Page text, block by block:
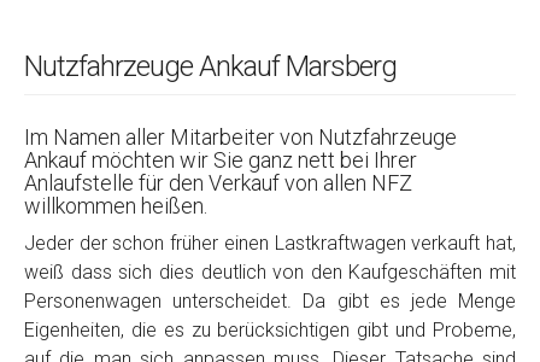
Nutzfahrzeuge Ankauf Marsberg
Im Namen aller Mitarbeiter von Nutzfahrzeuge
Ankauf möchten wir Sie ganz nett bei Ihrer
Anlaufstelle für den Verkauf von allen NFZ
willkommen heißen.
Jeder der schon früher einen Lastkraftwagen verkauft hat,
weiß dass sich dies deutlich von den Kaufgeschäften mit
Personenwagen unterscheidet. Da gibt es jede Menge
Eigenheiten, die es zu berücksichtigen gibt und Probeme,